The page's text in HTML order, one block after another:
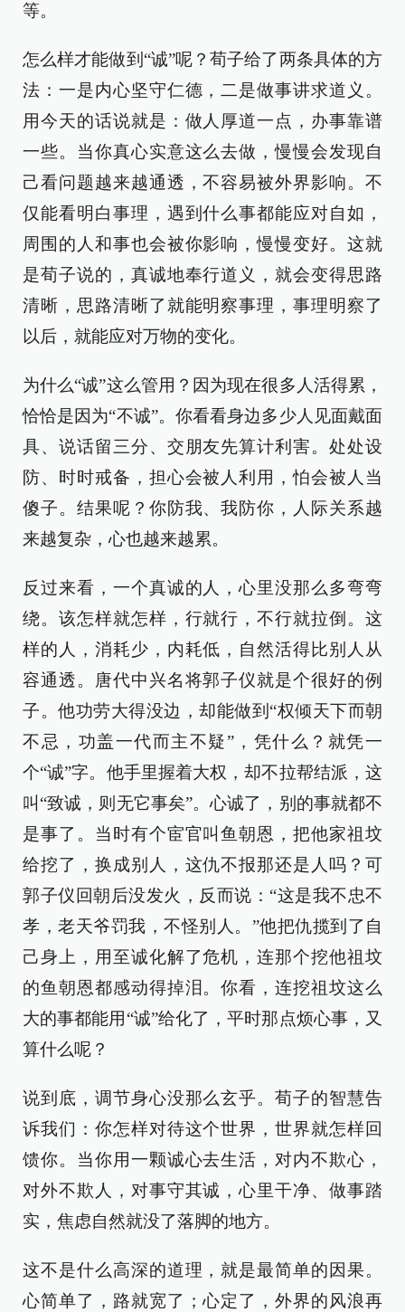
等。
怎么样才能做到“诚”呢？荀子给了两条具体的方
法：一是内心坚守仁德，二是做事讲求道义。
用今天的话说就是：做人厚道一点，办事靠谱
一些。当你真心实意这么去做，慢慢会发现自
己看问题越来越通透，不容易被外界影响。不
仅能看明白事理，遇到什么事都能应对自如，
周围的人和事也会被你影响，慢慢变好。这就
是荀子说的，真诚地奉行道义，就会变得思路
清晰，思路清晰了就能明察事理，事理明察了
以后，就能应对万物的变化。
为什么“诚”这么管用？因为现在很多人活得累，
恰恰是因为“不诚”。你看看身边多少人见面戴面
具、说话留三分、交朋友先算计利害。处处设
防、时时戒备，担心会被人利用，怕会被人当
傻子。结果呢？你防我、我防你，人际关系越
来越复杂，心也越来越累。
反过来看，一个真诚的人，心里没那么多弯弯
绕。该怎样就怎样，行就行，不行就拉倒。这
样的人，消耗少，内耗低，自然活得比别人从
容通透。唐代中兴名将郭子仪就是个很好的例
子。他功劳大得没边，却能做到“权倾天下而朝
不忌，功盖一代而主不疑”，凭什么？就凭一
个“诚”字。他手里握着大权，却不拉帮结派，这
叫“致诚，则无它事矣”。心诚了，别的事就都不
是事了。当时有个宦官叫鱼朝恩，把他家祖坟
给挖了，换成别人，这仇不报那还是人吗？可
郭子仪回朝后没发火，反而说：“这是我不忠不
孝，老天爷罚我，不怪别人。”他把仇揽到了自
己身上，用至诚化解了危机，连那个挖他祖坟
的鱼朝恩都感动得掉泪。你看，连挖祖坟这么
大的事都能用“诚”给化了，平时那点烦心事，又
算什么呢？
说到底，调节身心没那么玄乎。荀子的智慧告
诉我们：你怎样对待这个世界，世界就怎样回
馈你。当你用一颗诚心去生活，对内不欺心，
对外不欺人，对事守其诚，心里干净、做事踏
实，焦虑自然就没了落脚的地方。
这不是什么高深的道理，就是最简单的因果。
心简单了，路就宽了；心定了，外界的风浪再